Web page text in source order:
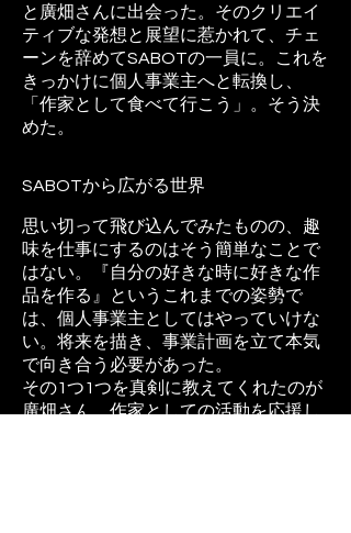
と廣畑さんに出会った。そのクリエイ
ティブな発想と展望に惹かれて、チェ
ーンを辞めてSABOTの一員に。これを
きっかけに個人事業主へと転換し、
「作家として食べて行こう」。そう決
めた。
SABOTから広がる世界
思い切って飛び込んでみたものの、趣
味を仕事にするのはそう簡単なことで
はない。『自分の好きな時に好きな作
品を作る』というこれまでの姿勢で
は、個人事業主としてはやっていけな
い。将来を描き、事業計画を立て本気
で向き合う必要があった。
その1つ1つを真剣に教えてくれたのが
廣畑さん。作家としての活動を応援し